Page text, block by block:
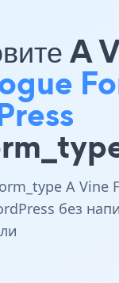
A
A Vine
без